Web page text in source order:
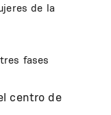
de la
fases
centro de